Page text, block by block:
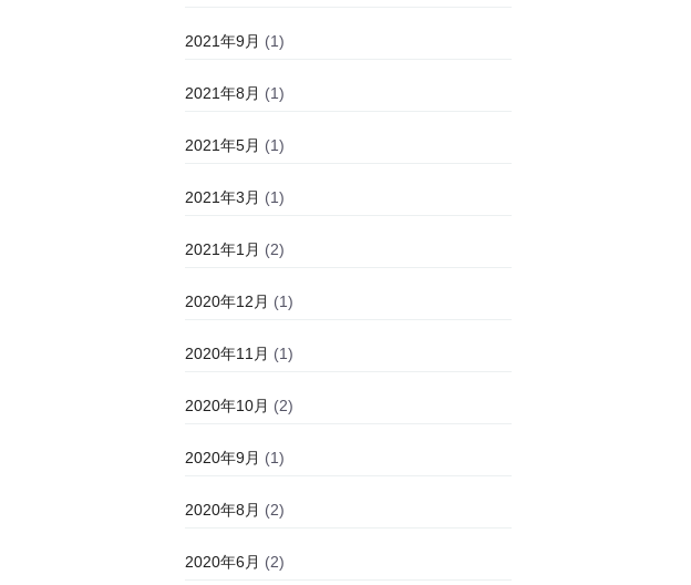
2021年9月 (1)
2021年8月 (1)
2021年5月 (1)
2021年3月 (1)
2021年1月 (2)
2020年12月 (1)
2020年11月 (1)
2020年10月 (2)
2020年9月 (1)
2020年8月 (2)
2020年6月 (2)